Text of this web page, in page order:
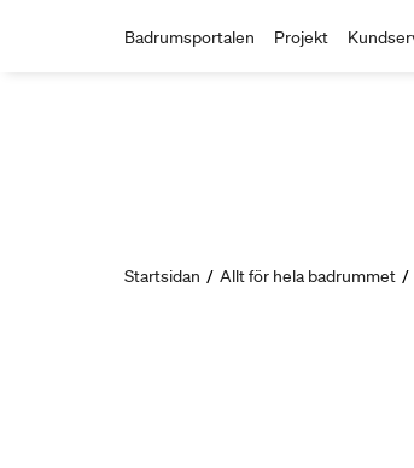
Badrumsportalen Projekt
Startsidan / Allt för hela badrummet /